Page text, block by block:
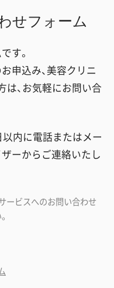
せフォーム
す。
申込み、美容クリニ
は、お気軽にお問い合
以内に電話またはメー
ーからご連絡いたし
ービスへのお問い合わせ